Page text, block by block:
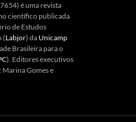
é uma revista
científico publicada
de Estudos
(Labjor) da Unicamp
Brasileira para o
). Editores executivos
Marina Gomes e